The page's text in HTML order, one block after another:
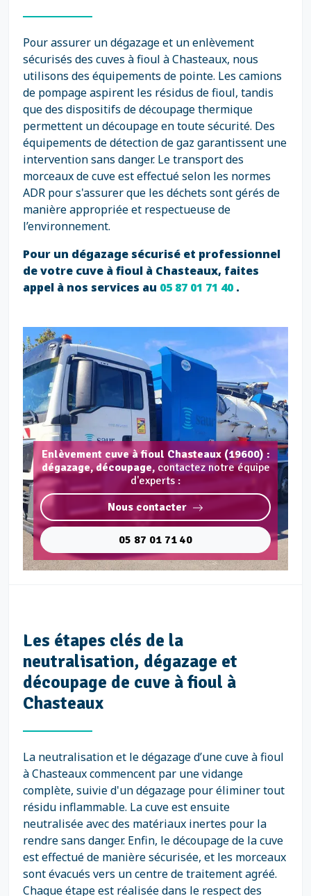
Pour assurer un dégazage et un enlèvement
sécurisés des cuves à fioul à Chasteaux, nous
utilisons des équipements de pointe. Les camions
de pompage aspirent les résidus de fioul, tandis
que des dispositifs de découpage thermique
permettent un découpage en toute sécurité. Des
équipements de détection de gaz garantissent une
intervention sans danger. Le transport des
morceaux de cuve est effectué selon les normes
ADR pour s'assurer que les déchets sont gérés de
manière appropriée et respectueuse de
l’environnement.
Pour un dégazage sécurisé et professionnel
de votre cuve à fioul à Chasteaux, faites
appel à nos services au 05 87 01 71 40.
Enlèvement cuve à fioul Chasteaux (19600) :
dégazage, découpage, contactez notre équipe
d'experts :
Nous contacter
05 87 01 71 40
Les étapes clés de la
neutralisation, dégazage et
découpage de cuve à fioul à
Chasteaux
La neutralisation et le dégazage d’une cuve à fioul
à Chasteaux commencent par une vidange
complète, suivie d'un dégazage pour éliminer tout
résidu inflammable. La cuve est ensuite
neutralisée avec des matériaux inertes pour la
rendre sans danger. Enfin, le découpage de la cuve
est effectué de manière sécurisée, et les morceaux
sont évacués vers un centre de traitement agréé.
Chaque étape est réalisée dans le respect des